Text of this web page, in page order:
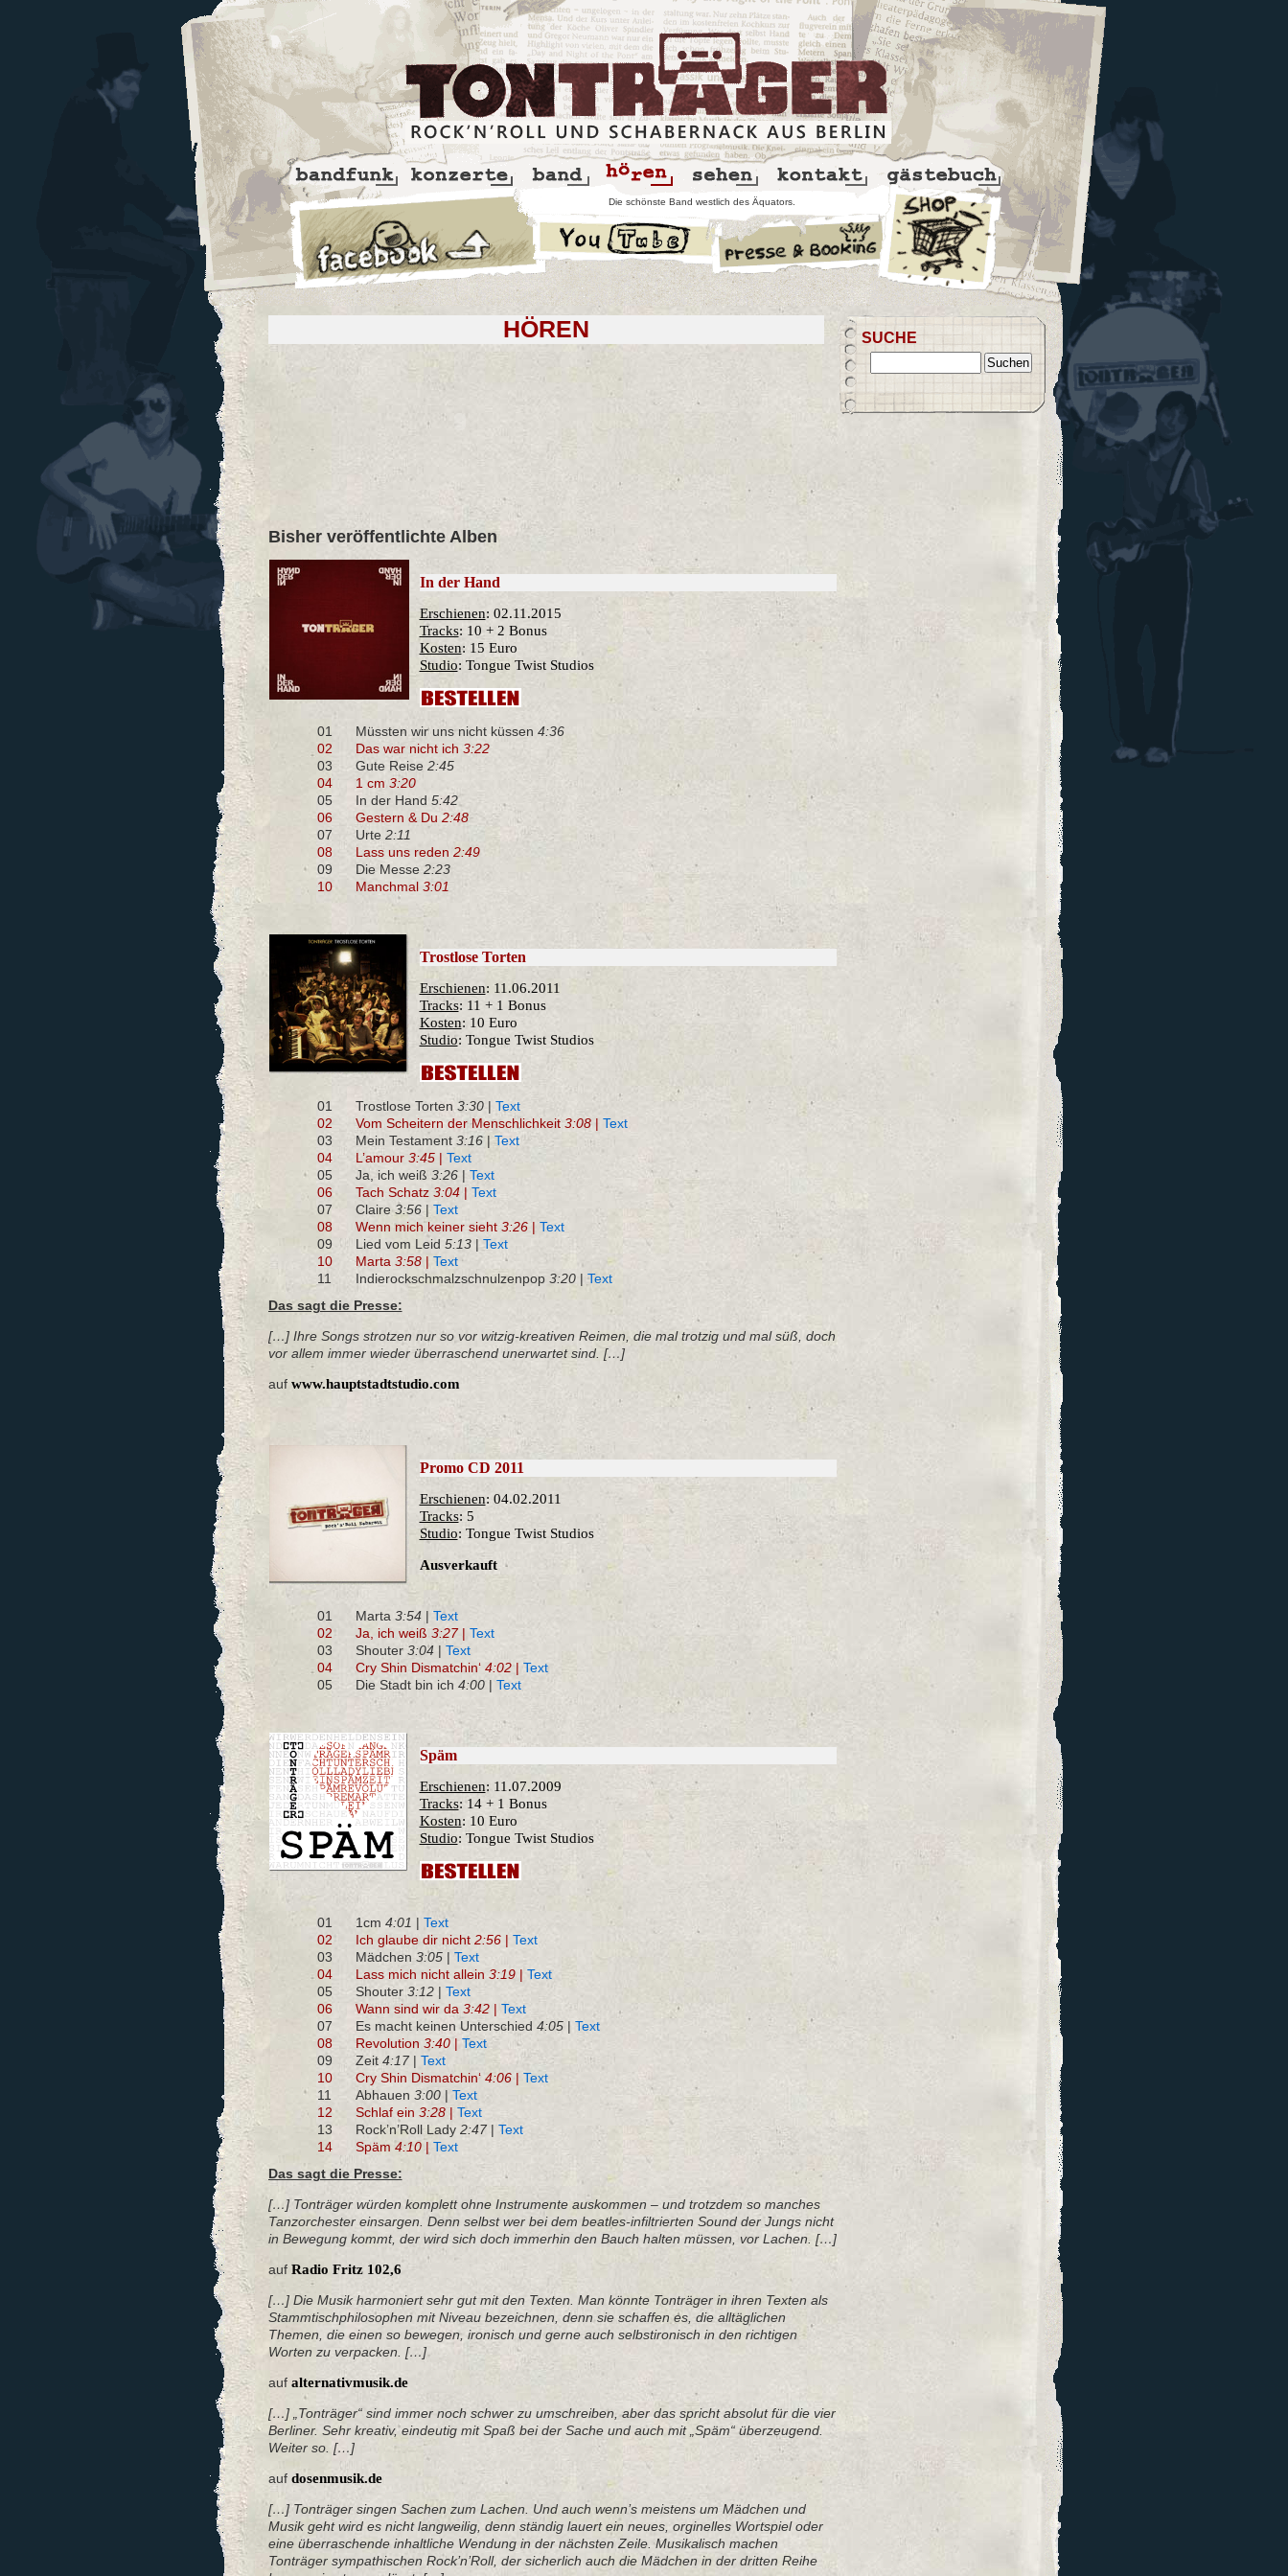
Die schönste Band westlich des Äquators.
HÖREN
Bisher veröffentlichte Alben
In der Hand
Erschienen: 02.11.2015
Tracks: 10 + 2 Bonus
Kosten: 15 Euro
Studio: Tongue Twist Studios
01 Müssten wir uns nicht küssen 4:36
02
Das war nicht ich 3:22
03
Gute Reise 2:45
04
1 cm 3:20
05
In der Hand 5:42
06
Gestern & Du 2:48
07
Urte 2:11
08
Lass uns reden 2:49
09
Die Messe 2:23
10
Manchmal 3:01
Trostlose Torten
Erschienen: 11.06.2011
Tracks: 11 + 1 Bonus
Kosten: 10 Euro
Studio: Tongue Twist Studios
01 Trostlose Torten 3:30 | Text
02
Vom Scheitern der Menschlichkeit 3:08| Text
03
Mein Testament 3:16 | Text
04
L’amour 3:45 | Text
05
Ja, ich weiß 3:26 | Text
06
Tach Schatz 3:04 | Text
07
Claire3:56 | Text
08
Wenn mich keiner sieht 3:26 | Text
09
Lied vom Leid 5:13 | Text
10
Marta 3:58 | Text
11
Indierockschmalzschnulzenpop 3:20 | Text
Das sagt die Presse:
[…] Ihre Songs strotzen nur so vor witzig-kreativen Reimen, die mal trotzig und mal süß, doch
vor allem immer wieder überraschend unerwartet sind. […]
auf www.hauptstadtstudio.com
Promo CD 2011
Erschienen: 04.02.2011
Tracks: 5
Studio: Tongue Twist Studios
Ausverkauft
01 Marta 3:54 | Text
02
Ja, ich weiß 3:27| Text
03
Shouter 3:04 | Text
04
Cry Shin Dismatchin‘ 4:02 | Text
05
Die Stadt bin ich 4:00 | Text
Späm
Erschienen: 11.07.2009
Tracks: 14 + 1 Bonus
Kosten: 10 Euro
Studio: Tongue Twist Studios
01 1cm 4:01 | Text
02
Ich glaube dir nicht 2:56 | Text
03
Mädchen 3:05 | Text
04
Lass mich nicht allein 3:19 | Text
05
Shouter 3:12 | Text
06
Wann sind wir da 3:42 | Text
07
Es macht keinen Unterschied 4:05 | Text
08
Revolution 3:40 | Text
09
Zeit 4:17 | Text
10
Cry Shin Dismatchin‘ 4:06 | Text
11
Abhauen 3:00 | Text
12
Schlaf ein 3:28 | Text
13
Rock’n’Roll Lady 2:47| Text
14
Späm 4:10 | Text
Das sagt die Presse:
[…] Tonträger würden komplett ohne Instrumente auskommen – und trotzdem so manches
Tanzorchester einsargen. Denn selbst wer bei dem beatles-infiltrierten Sound der Jungs nicht
in Bewegung kommt, der wird sich doch immerhin den Bauch halten müssen, vor Lachen. […]
auf Radio Fritz 102,6
[…] Die Musik harmoniert sehr gut mit den Texten. Man könnte Tonträger in ihren Texten als
Stammtischphilosophen mit Niveau bezeichnen, denn sie schaffen es, die alltäglichen
Themen, die einen so bewegen, ironisch und gerne auch selbstironisch in den richtigen
Worten zu verpacken. […]
auf alternativmusik.de
[…] „Tonträger“ sind immer noch schwer zu umschreiben, aber das spricht absolut für die vier
Berliner. Sehr kreativ, eindeutig mit Spaß bei der Sache und auch mit „Späm“ überzeugend.
Weiter so. […]
auf dosenmusik.de
[…] Tonträger singen Sachen zum Lachen. Und auch wenn’s meistens um Mädchen und
Musik geht wird es nicht langweilig, denn ständig lauert ein neues, orginelles Wortspiel oder
eine überraschende inhaltliche Wendung in der nächsten Zeile. Musikalisch machen
Tonträger sympathischen Rock’n’Roll, der sicherlich auch die Mädchen in der dritten Reihe
SUCHE